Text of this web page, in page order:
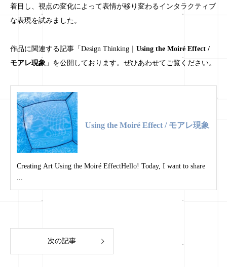
着目し、視点の変化によって表情が移り変わるインタラクティブ
な表現を試みました。
作品に関連する記事「Design Thinking｜ Using the Moiré Effect /
モアレ現象 」を公開しております。ぜひあわせてご覧ください。
Using the Moiré Effect / モアレ現象
Creating Art Using the Moiré EffectHello! Today, I want to share
...
次の記事